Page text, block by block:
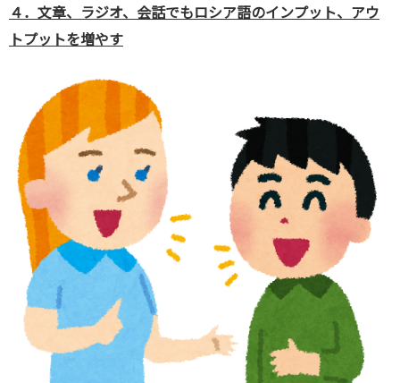
４．文章、ラジオ、会話でもロシア語のインプット、アウ
トプットを増やす